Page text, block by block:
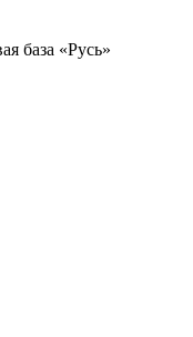
база «Русь»